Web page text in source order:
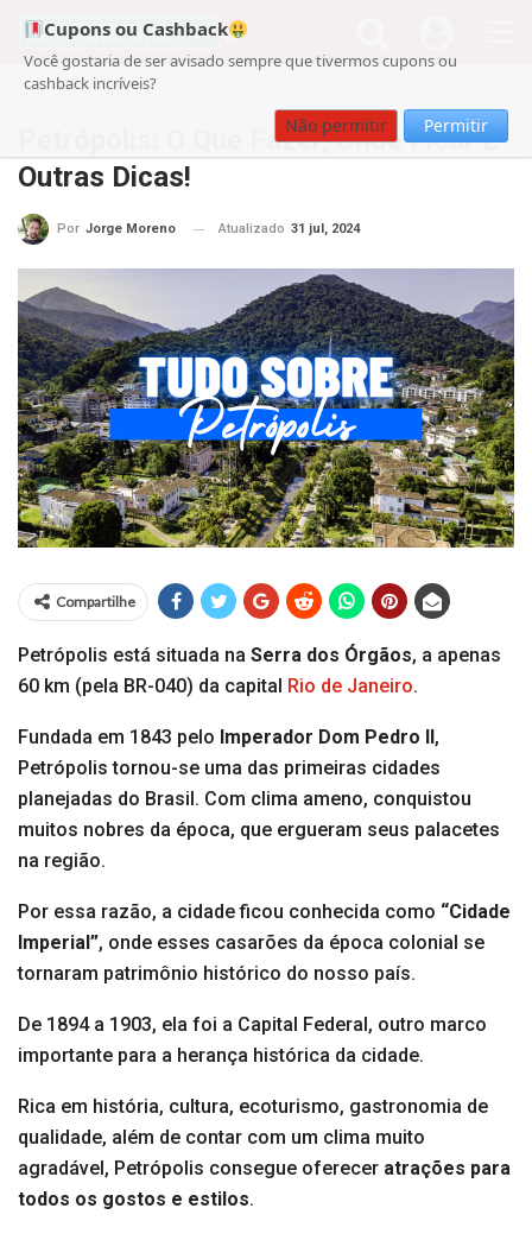
Cupons ou Cashback
Você gostaria de ser avisado sempre que tivermos cupons ou
cashback incríveis?
Não permitir Permitir
Cupom Viagens
Petrópolis: O Que Fazer, Onde Ficar E
Outras Dicas!
Por Jorge Moreno Atualizado 31 jul, 2024
Compartilhe
Petrópolis está situada na Serra dos Órgãos, a apenas
60 km (pela BR-040) da capital Rio de Janeiro.
Fundada em 1843 pelo Imperador Dom Pedro II ,
Petrópolis tornou-se uma das primeiras cidades
planejadas do Brasil. Com clima ameno, conquistou
muitos nobres da época, que ergueram seus palacetes
na região.
Por essa razão, a cidade ficou conhecida como “Cidade
Imperial”, onde esses casarões da época colonial se
tornaram patrimônio histórico do nosso país.
De 1894 a 1903, ela foi a Capital Federal, outro marco
importante para a herança histórica da cidade.
Rica em história, cultura, ecoturismo, gastronomia de
qualidade, além de contar com um clima muito
agradável, Petrópolis consegue oferecer atrações para
todos os gostos e estilos.